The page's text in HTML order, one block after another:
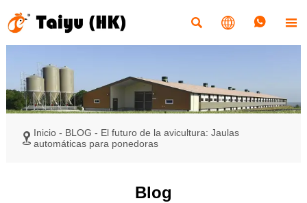
   
 Inicio- BLOG - El futuro de la avicultura: Jaulas
automáticas para ponedoras
Blog